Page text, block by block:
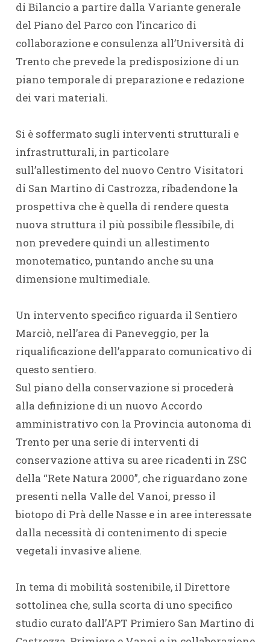
di Bilancio a partire dalla Variante generale
del Piano del Parco con l’incarico di
collaborazione e consulenza all’Università di
Trento che prevede la predisposizione di un
piano temporale di preparazione e redazione
dei vari materiali.
Si è soffermato sugli interventi strutturali e
infrastrutturali, in particolare
sull’allestimento del nuovo Centro Visitatori
di San Martino di Castrozza, ribadendone la
prospettiva che è quella di rendere questa
nuova struttura il più possibile flessibile, di
non prevedere quindi un allestimento
monotematico, puntando anche su una
dimensione multimediale.
Un intervento specifico riguarda il Sentiero
Marciò, nell’area di Paneveggio, per la
riqualificazione dell’apparato comunicativo di
questo sentiero.
Sul piano della conservazione si procederà
alla definizione di un nuovo Accordo
amministrativo con la Provincia autonoma di
Trento per una serie di interventi di
conservazione attiva su aree ricadenti in ZSC
della “Rete Natura 2000”, che riguardano zone
presenti nella Valle del Vanoi, presso il
biotopo di Prà delle Nasse e in aree interessate
dalla necessità di contenimento di specie
vegetali invasive aliene.
In tema di mobilità sostenibile, il Direttore
sottolinea che, sulla scorta di uno specifico
studio curato dall’APT Primiero San Martino di